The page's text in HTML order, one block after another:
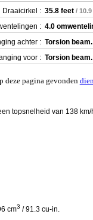
Draaicirkel : 35.8 feet / 10.9
: 4.0
achter : Torsion beam.
voor : Torsion beam.
deze pagina gevonden
topsnelheid van 138 km/
cm3 / 91.3 cu-in.